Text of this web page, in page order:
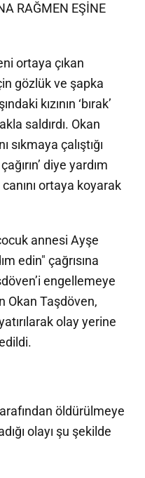
RAĞMEN EŞİNE
ortaya çıkan
gözlük ve şapka
kızının ‘bırak’
saldırdı. Okan
sıkmaya çalıştığı
diye yardım
ortaya koyarak
annesi Ayşe
edin" çağrısına
engellemeye
Okan Taşdöven,
olay yerine
öldürülmeye
olayı şu şekilde